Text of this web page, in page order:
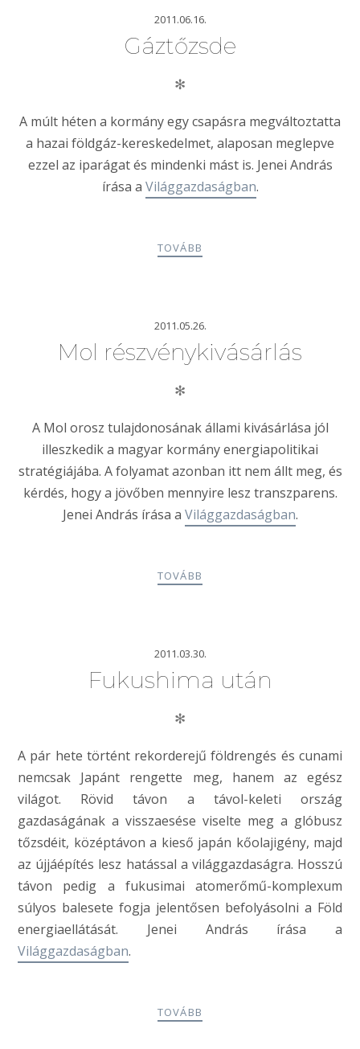
2011.06.16.
Gáztőzsde
✻
A múlt héten a kormány egy csapásra megváltoztatta
a hazai földgáz-kereskedelmet, alaposan meglepve
ezzel az iparágat és mindenki mást is. Jenei András
írása a Világgazdaságban.
TOVÁBB
2011.05.26.
Mol részvénykivásárlás
✻
A Mol orosz tulajdonosának állami kivásárlása jól
illeszkedik a magyar kormány energiapolitikai
stratégiájába. A folyamat azonban itt nem állt meg, és
kérdés, hogy a jövőben mennyire lesz transzparens.
Jenei András írása a Világgazdaságban.
TOVÁBB
2011.03.30.
Fukushima után
✻
A pár hete történt rekorderejű földrengés és cunami
nemcsak Japánt rengette meg, hanem az egész
világot. Rövid távon a távol-keleti ország
gazdaságának a visszaesése viselte meg a glóbusz
tőzsdéit, középtávon a kieső japán kőolajigény, majd
az újjáépítés lesz hatással a világgazdaságra. Hosszú
távon pedig a fukusimai atomerőmű-komplexum
súlyos balesete fogja jelentősen befolyásolni a Föld
energiaellátását. Jenei András írása a
Világgazdaságban.
TOVÁBB